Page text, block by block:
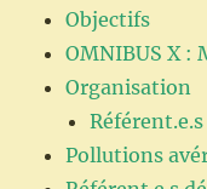
Objectifs
OMNIBUS X :
Organisation
Pollutions